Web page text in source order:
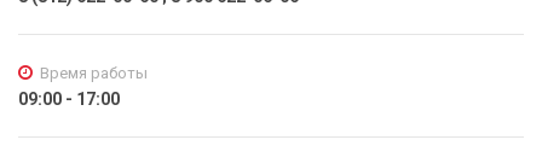
Время работы
09:00 - 17:00